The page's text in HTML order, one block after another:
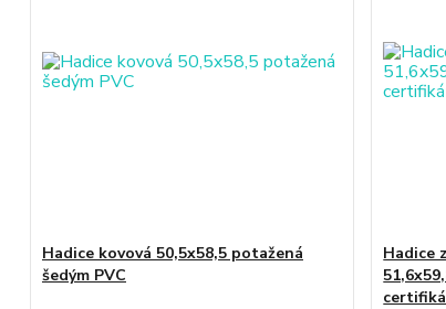
Hadice kovová 50,5x58,5 potažená
šedým PVC
Hadice